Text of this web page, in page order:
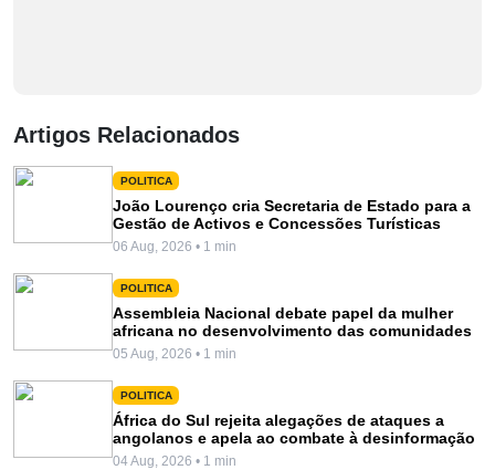
Artigos Relacionados
POLITICA
João Lourenço cria Secretaria de Estado para a
Gestão de Activos e Concessões Turísticas
06 Aug, 2026 • 1 min
POLITICA
Assembleia Nacional debate papel da mulher
africana no desenvolvimento das comunidades
05 Aug, 2026 • 1 min
POLITICA
África do Sul rejeita alegações de ataques a
angolanos e apela ao combate à desinformação
04 Aug, 2026 • 1 min